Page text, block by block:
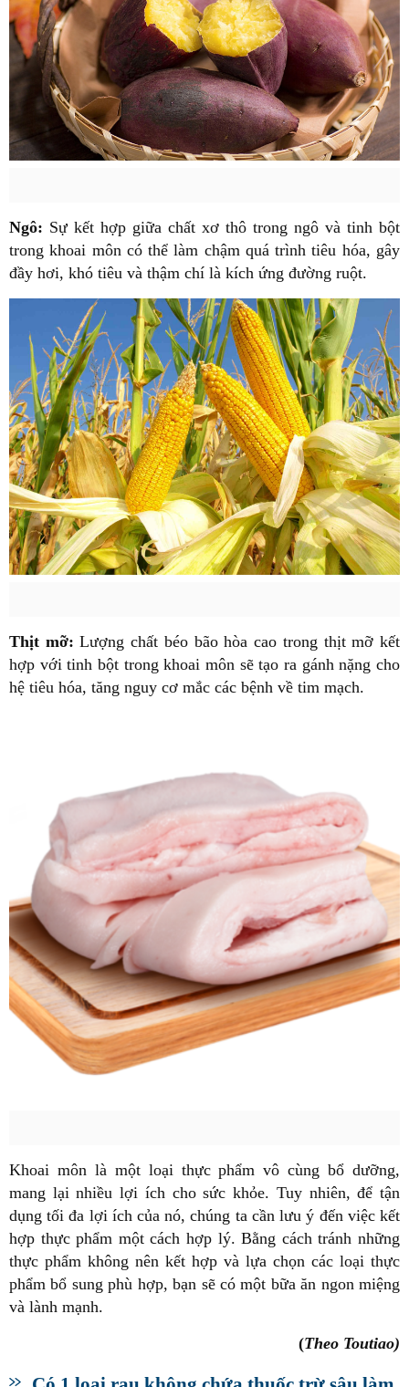
Ngô: Sự kết hợp giữa chất xơ thô trong ngô và tinh bột
trong khoai môn có thể làm chậm quá trình tiêu hóa, gây
đầy hơi, khó tiêu và thậm chí là kích ứng đường ruột.
Thịt mỡ: Lượng chất béo bão hòa cao trong thịt mỡ kết
hợp với tinh bột trong khoai môn sẽ tạo ra gánh nặng cho
hệ tiêu hóa, tăng nguy cơ mắc các bệnh về tim mạch.
Khoai môn là một loại thực phẩm vô cùng bổ dưỡng,
mang lại nhiều lợi ích cho sức khỏe. Tuy nhiên, để tận
dụng tối đa lợi ích của nó, chúng ta cần lưu ý đến việc kết
hợp thực phẩm một cách hợp lý. Bằng cách tránh những
thực phẩm không nên kết hợp và lựa chọn các loại thực
phẩm bổ sung phù hợp, bạn sẽ có một bữa ăn ngon miệng
và lành mạnh.
(Theo Toutiao)